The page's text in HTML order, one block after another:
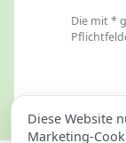
Die mit *
Diese Website
Marketing-